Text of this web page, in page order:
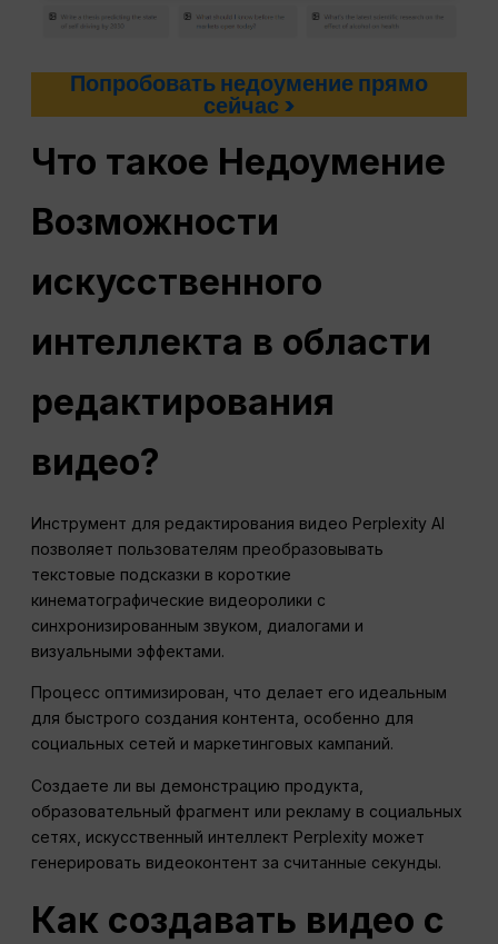
Попробовать недоумение прямо
сейчас >
Что такое Недоумение
Возможности
искусственного
интеллекта в области
редактирования
видео?
Инструмент для редактирования видео Perplexity AI
позволяет пользователям преобразовывать
текстовые подсказки в короткие
кинематографические видеоролики с
синхронизированным звуком, диалогами и
визуальными эффектами.
Процесс оптимизирован, что делает его идеальным
для быстрого создания контента, особенно для
социальных сетей и маркетинговых кампаний.
Создаете ли вы демонстрацию продукта,
образовательный фрагмент или рекламу в социальных
сетях, искусственный интеллект Perplexity может
генерировать видеоконтент за считанные секунды.
Как создавать видео с